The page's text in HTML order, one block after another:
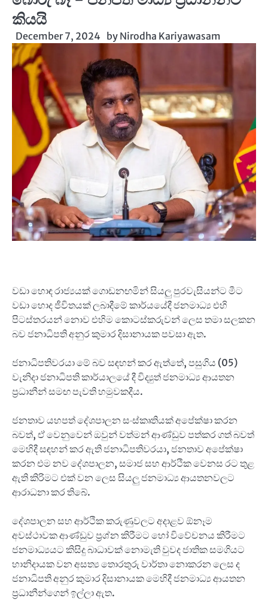
කියයි
December 7, 2024 by Nirodha Kariyawasam
වඩා හොඳ රාජ්‍යයක් ගොඩනඟමින් සියලු පුරවැසියන්ට මීට
වඩා හොද ජීවිතයක් ලබාදීමේ කාර්යයේදී ජනමාධ්‍ය එහි
පිටස්තරයන් නොව එහිම කොටස්කරුවන් ලෙස තමා සලකන
බව ජනාධිපති අනුර කුමාර දිසානායක පවසා ඇත.
ජනාධිපතිවරයා මේ බව සඳහන් කර ඇත්තේ, පසුගිය (05)
වැනිදා ජනාධිපති කාර්යාලයේ දී විද්‍යුත් ජනමාධ්‍ය ආයතන
ප්‍රධානීන් සමඟ පැවති හමුවකදීය.
ජනතාව යහපත් දේශපාලන සංස්කෘතියක් අපේක්ෂා කරන
බවත්, ඒ වෙනුවෙන් ඔවුන් වත්මන් ආණ්ඩුව පත්කර ගත් බවත්
මෙහිදී සඳහන් කර ඇති ජනාධිපතිවරයා, ජනතාව අපේක්ෂා
කරන එම නව දේශපාලන, සමාජ සහ ආර්ථික වෙනස රට තුළ
ඇති කිරිමට එක් වන ලෙස සියලු ජනමාධ්‍ය ආයතනවලට
ආරාධනා කර තිබේ.
දේශපාලන සහ ආර්ථික කරුණුවලට අදාළව ඕනෑම
අවස්ථාවක ආණ්ඩුව ප්‍රශ්න කිරීමට හෝ විවේචනය කිරීමට
ජනමාධ්‍යයට කිසිදු බාධාවක් නොමැති වුවද ජාතික සමගියට
හානිදායක වන අසත්‍ය තොරතුරු වාර්තා නොකරන ලෙස ද
ජනාධිපති අනුර කුමාර දිසානායක මෙහිදී ජනමාධ්‍ය ආයතන
ප්‍රධානීන්ගෙන් ඉල්ලා ඇත.